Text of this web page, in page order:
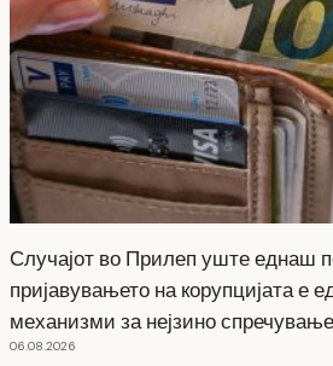
Случајот во Прилеп уште еднаш
пријавувањето на корупцијата е
механизми за нејзино спречување
06.08.2026